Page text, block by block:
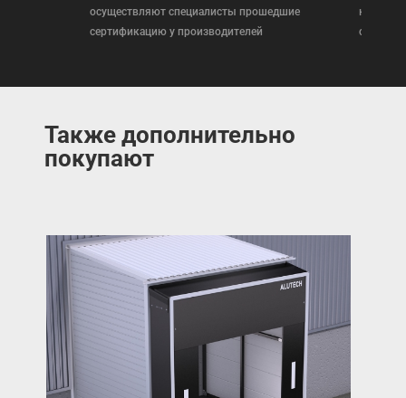
осуществляют специалисты прошедшие
сертификацию у производителей
Также дополнительно
покупают